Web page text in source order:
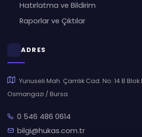
Hatırlatma ve Bildirim
Raporlar ve Çıktılar
ADRES
Yunuseli Mah. Çamlık Cad. No: 14 B
Osmangazi / Bursa
0 546 486 0614
bilgi@hukas.com.tr